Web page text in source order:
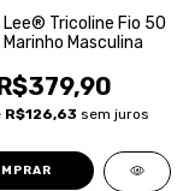
Lee® Tricoline Fio 50
Masculina
R$126,63 sem juros